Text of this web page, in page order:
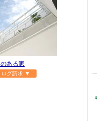
ある家
グ請求 ▼